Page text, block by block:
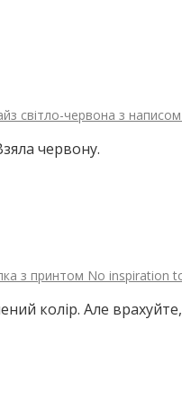
світло-червона з
червону.
з принтом No inspiration
колір. Але